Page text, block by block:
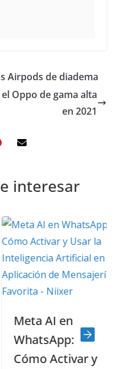
Airpods de diadema
Oppo de gama alta
en 2021
interesar
Meta AI en
WhatsApp:
Cómo Activar y